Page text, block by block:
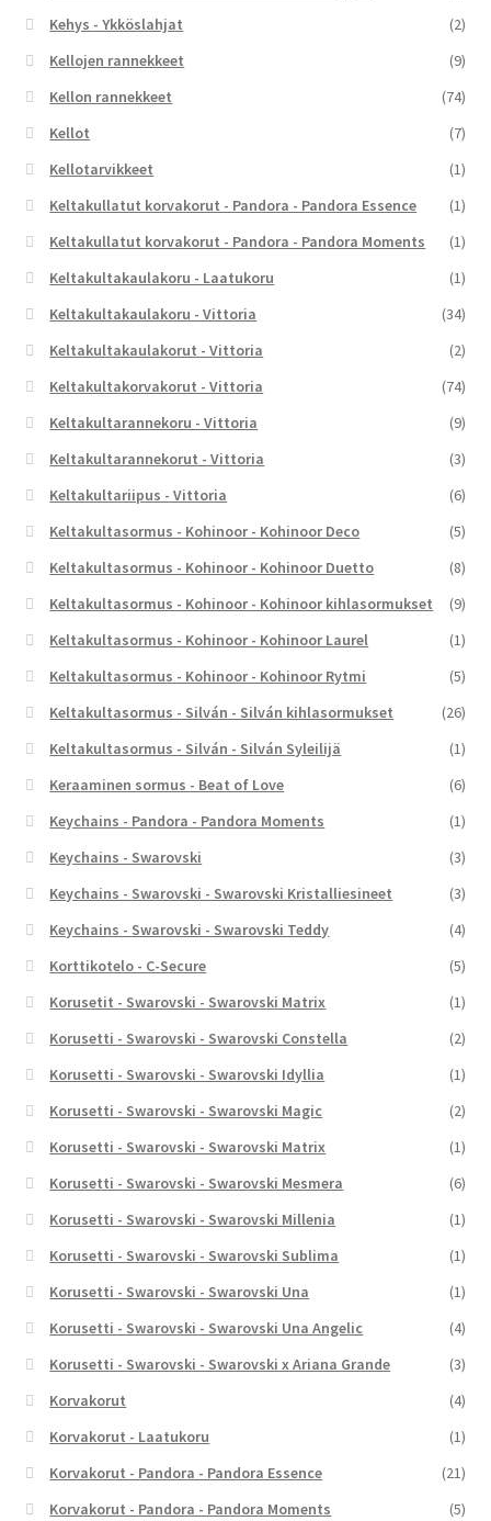
Kehys - Ykköslahjat
(2)
Kellojen rannekkeet
(9)
Kellon rannekkeet
(74)
Kellot
(7)
Kellotarvikkeet
(1)
Keltakullatut korvakorut - Pandora - Pandora Essence
(1)
Keltakullatut korvakorut - Pandora - Pandora Moments
(1)
Keltakultakaulakoru - Laatukoru
(1)
Keltakultakaulakoru - Vittoria
(34)
Keltakultakaulakorut - Vittoria
(2)
Keltakultakorvakorut - Vittoria
(74)
Keltakultarannekoru - Vittoria
(9)
Keltakultarannekorut - Vittoria
(3)
Keltakultariipus - Vittoria
(6)
Keltakultasormus - Kohinoor - Kohinoor Deco
(5)
Keltakultasormus - Kohinoor - Kohinoor Duetto
(8)
Keltakultasormus - Kohinoor - Kohinoor kihlasormukset
(9)
Keltakultasormus - Kohinoor - Kohinoor Laurel
(1)
Keltakultasormus - Kohinoor - Kohinoor Rytmi
(5)
Keltakultasormus - Silván - Silván kihlasormukset
(26)
Keltakultasormus - Silván - Silván Syleilijä
(1)
Keraaminen sormus - Beat of Love
(6)
Keychains - Pandora - Pandora Moments
(1)
Keychains - Swarovski
(3)
Keychains - Swarovski - Swarovski Kristalliesineet
(3)
Keychains - Swarovski - Swarovski Teddy
(4)
Korttikotelo - C-Secure
(5)
Korusetit - Swarovski - Swarovski Matrix
(1)
Korusetti - Swarovski - Swarovski Constella
(2)
Korusetti - Swarovski - Swarovski Idyllia
(1)
Korusetti - Swarovski - Swarovski Magic
(2)
Korusetti - Swarovski - Swarovski Matrix
(1)
Korusetti - Swarovski - Swarovski Mesmera
(6)
Korusetti - Swarovski - Swarovski Millenia
(1)
Korusetti - Swarovski - Swarovski Sublima
(1)
Korusetti - Swarovski - Swarovski Una
(1)
Korusetti - Swarovski - Swarovski Una Angelic
(4)
Korusetti - Swarovski - Swarovski x Ariana Grande
(3)
Korvakorut
(4)
Korvakorut - Laatukoru
(1)
Korvakorut - Pandora - Pandora Essence
(21)
Korvakorut - Pandora - Pandora Moments
(5)